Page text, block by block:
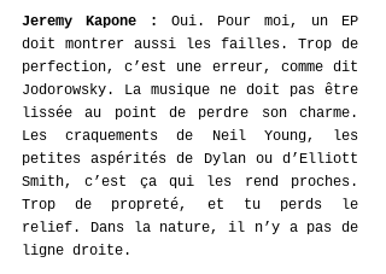
Jeremy Kapone : Oui. Pour moi, un EP
doit montrer aussi les failles. Trop de
perfection, c’est une erreur, comme dit
Jodorowsky. La musique ne doit pas être
lissée au point de perdre son charme.
Les craquements de Neil Young, les
petites aspérités de Dylan ou d’Elliott
Smith, c’est ça qui les rend proches.
Trop de propreté, et tu perds le
relief. Dans la nature, il n’y a pas de
ligne droite.